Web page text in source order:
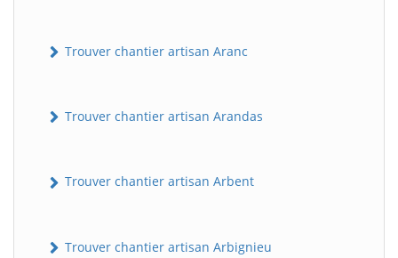
Trouver chantier artisan Aranc
Trouver chantier artisan Arandas
Trouver chantier artisan Arbent
Trouver chantier artisan Arbignieu